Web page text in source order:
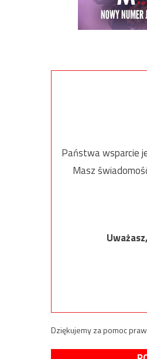
Państwa wsparcie
Masz
Dziękujemy za pomoc